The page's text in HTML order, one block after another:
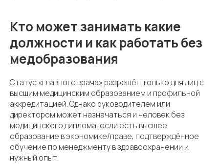
Кто может занимать какие
должности и как работать без
медобразования
Статус «главного врача» разрешён только для лиц с
высшим медицинским образованием и профильной
аккредитацией. Однако руководителем или
директором может назначаться и человек без
медицинского диплома, если есть высшее
образование в экономике/праве, подтверждённое
обучение по менеджменту в здравоохранении и
нужный опыт.